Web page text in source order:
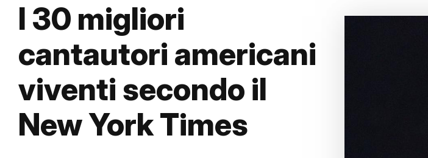
I 30 migliori
cantautori americani
viventi secondo il
New York Times